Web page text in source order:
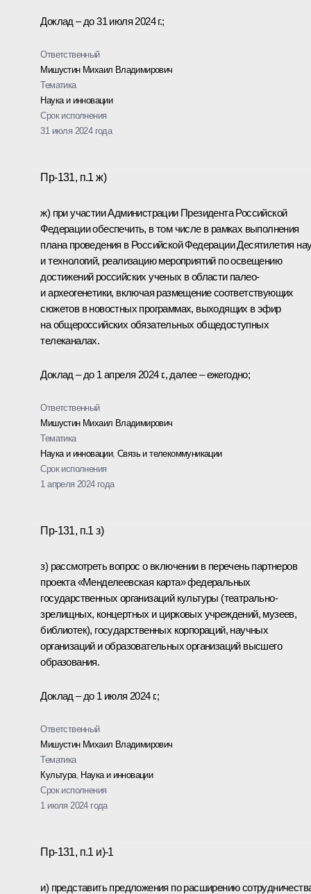
Доклад – до 31 июля 2024 г.;
Ответственный
Мишустин Михаил Владимирович
Тематика
Наука и инновации
Срок исполнения
31 июля 2024 года
Пр-131, п.1 ж)
ж) при участии Администрации Президента Российской
Федерации обеспечить, в том числе в рамках выполнения
плана проведения в Российской Федерации Десятилетия
и технологий, реализацию мероприятий по освещению
достижений российских ученых в области палео-
и археогенетики, включая размещение соответствующих
сюжетов в новостных программах, выходящих в эфир
на общероссийских обязательных общедоступных
телеканалах.
Доклад – до 1 апреля 2024 г., далее – ежегодно;
Ответственный
Мишустин Михаил Владимирович
Тематика
Наука и инновации,Связь и телекоммуникации
Срок исполнения
1 апреля 2024 года
Пр-131, п.1 з)
з) рассмотреть вопрос о включении в перечень партнеров
проекта «Менделеевская карта» федеральных
государственных организаций культуры (театрально-
зрелищных, концертных и цирковых учреждений, музеев,
библиотек), государственных корпораций, научных
организаций и образовательных организаций высшего
образования.
Доклад – до 1 июля 2024 г.;
Ответственный
Мишустин Михаил Владимирович
Тематика
Культура, Наука и инновации
Срок исполнения
1 июля 2024 года
Пр-131, п.1 и)-1
и) представить предложения по расширению